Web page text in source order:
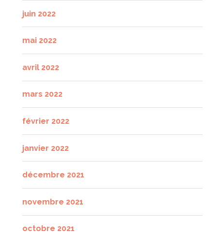
juin 2022
mai 2022
avril 2022
mars 2022
février 2022
janvier 2022
décembre 2021
novembre 2021
octobre 2021